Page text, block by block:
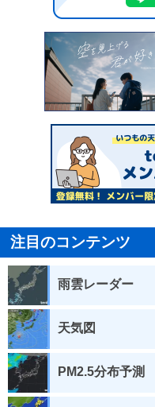
注目のコンテンツ
雨雲レーダー
天気図
PM2.5分布予測